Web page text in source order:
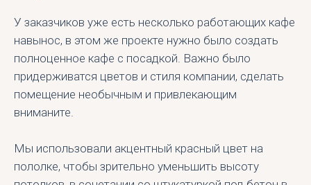
У заказчиков уже есть несколько работающих кафе
навынос, в этом же проекте нужно было создать
полноценное кафе с посадкой. Важно было
придерживатся цветов и стиля компании, сделать
помещение необычным и привлекающим
вниманите.
Мы использовали акцентный красный цвет на
пололке, чтобы зрительно уменьшить высоту